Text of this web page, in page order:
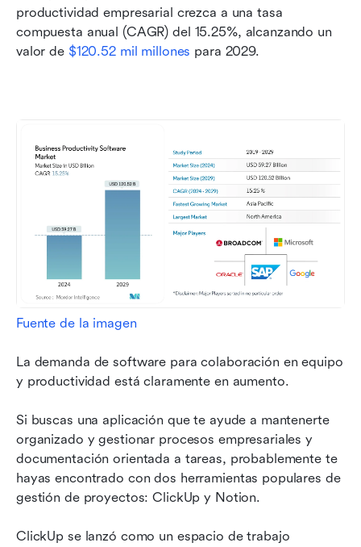
productividad empresarial crezca a una tasa
compuesta anual (CAGR) del 15.25%, alcanzando un
valor de $120.52 mil millones para 2029.
Fuente de la imagen
La demanda de software para colaboración en equipo
y productividad está claramente en aumento.
Si buscas una aplicación que te ayude a mantenerte
organizado y gestionar procesos empresariales y
documentación orientada a tareas, probablemente te
hayas encontrado con dos herramientas populares de
gestión de proyectos: ClickUp y Notion.
ClickUp se lanzó como un espacio de trabajo